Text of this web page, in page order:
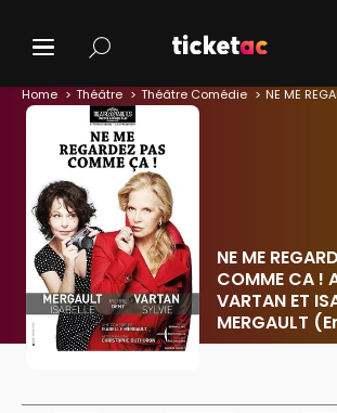
Home Théâtre Théâtre Comédie
NE ME
COMME CA !
VARTAN ET
MERGAULT